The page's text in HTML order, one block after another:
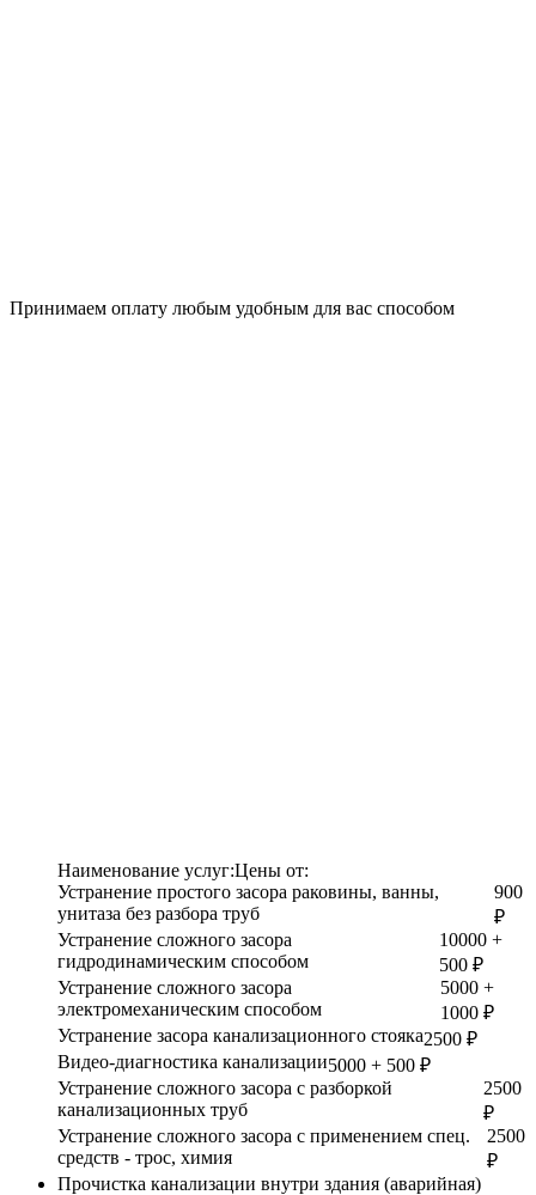
Принимаем оплату любым удобным для вас способом
Наименование услуг:Цены от:
Устранение простого засора раковины, ванны,
унитаза без разбора труб
900
₽
Устранение сложного засора
гидродинамическим способом
10000 +
500 ₽
Устранение сложного засора
электромеханическим способом
5000 +
1000 ₽
Устранение засора канализационного стояка2500 ₽
Видео-диагностика канализации5000 + 500 ₽
Устранение сложного засора с разборкой
канализационных труб
2500
₽
Устранение сложного засора с применением спец.
средств - трос, химия
2500
₽
Прочистка канализации внутри здания (аварийная)